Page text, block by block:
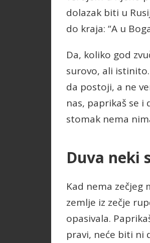
dolazak biti u
do kraja: “A u
Da, koliko god
surovo, ali
da postoji, a ne
nas, paprikaš se
stomak nema
Duva neki
Kad nema zečjeg
zemlje iz zečje
opasivala.
pravi, neće biti ni